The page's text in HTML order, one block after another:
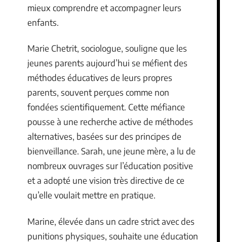
mieux comprendre et accompagner leurs
enfants.
Marie Chetrit, sociologue, souligne que les
jeunes parents aujourd’hui se méfient des
méthodes éducatives de leurs propres
parents, souvent perçues comme non
fondées scientifiquement. Cette méfiance
pousse à une recherche active de méthodes
alternatives, basées sur des principes de
bienveillance. Sarah, une jeune mère, a lu de
nombreux ouvrages sur l’éducation positive
et a adopté une vision très directive de ce
qu’elle voulait mettre en pratique.
Marine, élevée dans un cadre strict avec des
punitions physiques, souhaite une éducation